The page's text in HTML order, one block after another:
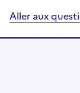
Aller aux